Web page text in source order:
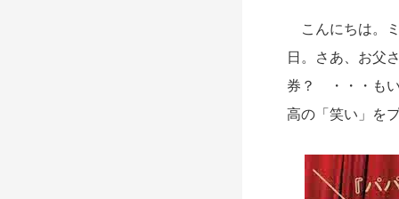
こんにちは。
日。さあ、お父
券？ ・・・も
高の「笑い」を